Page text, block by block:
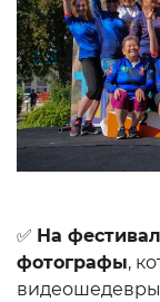
✅ На
фотографы,